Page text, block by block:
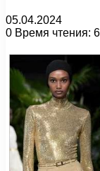
05.04.2024
0 Время чтения: